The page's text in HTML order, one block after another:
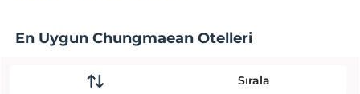
En Uygun Chungmaean Otelleri
Sırala